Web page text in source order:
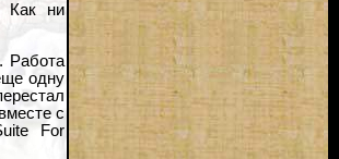
Как ни
Работа
одну
с
For